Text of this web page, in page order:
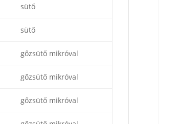
sütő
sütő
gőzsütő mikróval
gőzsütő mikróval
gőzsütő mikróval